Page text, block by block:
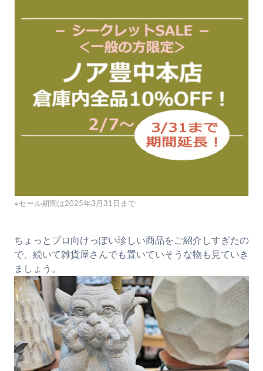
※セール期間は2025年3月31日まで
ちょっとプロ向けっぽい珍しい商品をご紹介しすぎたの
で、続いて雑貨屋さんでも置いていそうな物も見ていき
ましょう。